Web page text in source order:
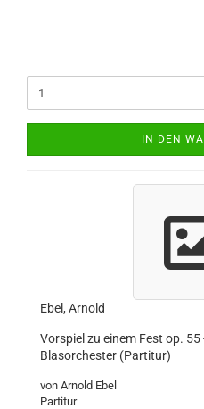
IN DEN
Ebel, Arnold
Vorspiel zu einem Fest op.
Blasorchester (Partitur)
von Arnold Ebel
Partitur